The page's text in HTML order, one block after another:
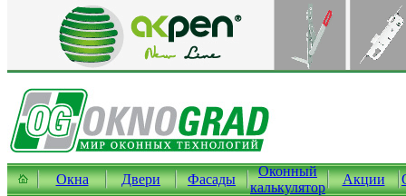
Окна Двери Фасады
Оконный
калькулятор
Акции